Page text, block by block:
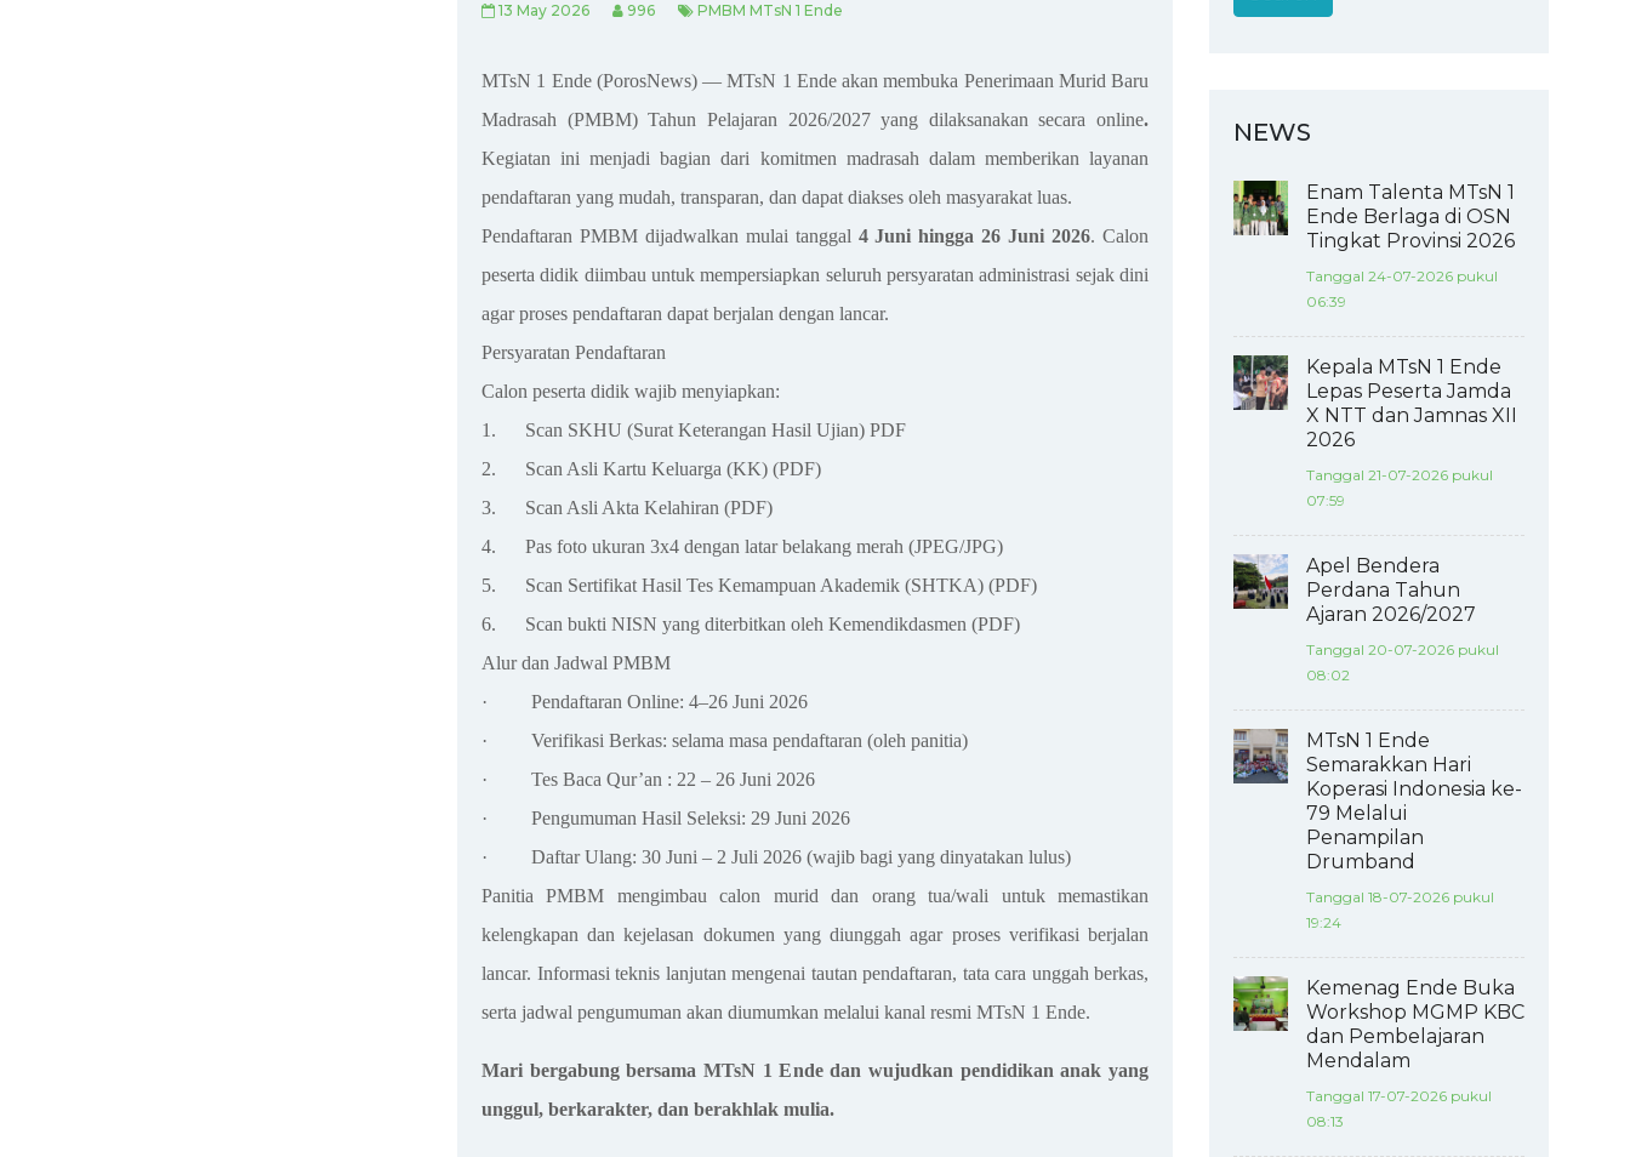
13 May 2026 996 PMBM MTsN 1 Ende
MTsN 1 Ende (PorosNews) —MTsN 1 Endeakan membuka Penerimaan Murid Baru
Madrasah (PMBM)Tahun Pelajaran 2026/2027yang dilaksanakansecara online.
Kegiatan ini menjadi bagian dari komitmen madrasah dalam memberikan layanan
pendaftaran yang mudah, transparan, dan dapat diakses oleh masyarakat luas.
Pendaftaran PMBM dijadwalkan mulai tanggal 4 Juni hingga 26 Juni 2026. Calon
peserta didik diimbau untuk mempersiapkan seluruh persyaratan administrasi sejak dini
agar proses pendaftaran dapat berjalan dengan lancar.
Persyaratan Pendaftaran
Calon peserta didik wajib menyiapkan:
1.
Scan SKHU (Surat Keterangan Hasil Ujian) PDF
2.
Scan Asli Kartu Keluarga (KK) (PDF)
3.
Scan Asli Akta Kelahiran (PDF)
4.
Pas foto ukuran 3x4 dengan latar belakang merah (JPEG/JPG)
5.
Scan Sertifikat Hasil Tes Kemampuan Akademik (SHTKA) (PDF)
6.
Scan bukti NISN yang diterbitkan oleh Kemendikdasmen (PDF)
Alur dan Jadwal PMBM
·
Pendaftaran Online: 4–26 Juni 2026
·
Verifikasi Berkas: selama masa pendaftaran (oleh panitia)
·
Tes Baca Qur’an : 22 – 26 Juni 2026
·
Pengumuman Hasil Seleksi: 29 Juni 2026
·
Daftar Ulang: 30 Juni – 2 Juli 2026 (wajib bagi yang dinyatakan lulus)
Panitia PMBM mengimbau calon murid dan orang tua/wali untuk memastikan
kelengkapan dan kejelasan dokumen yang diunggah agar proses verifikasi berjalan
lancar. Informasi teknis lanjutan mengenai tautan pendaftaran, tata cara unggah berkas,
serta jadwal pengumuman akan diumumkan melalui kanal resmi MTsN 1 Ende.
Mari bergabung bersama MTsN 1 Ende dan wujudkan pendidikan anak yang
unggul, berkarakter, dan berakhlak mulia.
NEWS
Enam Talenta MTsN 1
Ende Berlaga di OSN
Tingkat Provinsi 2026
Tanggal 24-07-2026 pukul
06:39
Kepala MTsN 1 Ende
Lepas Peserta Jamda
X NTT dan Jamnas XII
2026
Tanggal 21-07-2026 pukul
07:59
Apel Bendera
Perdana Tahun
Ajaran 2026/2027
Tanggal 20-07-2026 pukul
08:02
MTsN 1 Ende
Semarakkan Hari
Koperasi Indonesia ke-
79 Melalui
Penampilan
Drumband
Tanggal 18-07-2026 pukul
19:24
Kemenag Ende Buka
Workshop MGMP KBC
dan Pembelajaran
Mendalam
Tanggal 17-07-2026 pukul
08:13